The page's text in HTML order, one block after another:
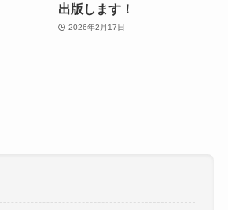
出版します！
2026年2月17日